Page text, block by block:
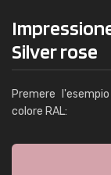
Silver rose
Premere
colore RAL: